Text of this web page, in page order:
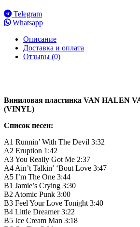
Telegram
Whatsapp
Описание
Доставка и оплата
Отзывы (0)
Виниловая пластинка VAN HALEN
(VINYL)
Список песен:
A1 Runnin’ With The Devil 3:32
A2 Eruption 1:42
A3 You Really Got Me 2:37
A4 Ain’t Talkin’ ‘Bout Love 3:47
A5 I’m The One 3:44
B1 Jamie’s Crying 3:30
B2 Atomic Punk 3:00
B3 Feel Your Love Tonight 3:40
B4 Little Dreamer 3:22
B5 Ice Cream Man 3:18